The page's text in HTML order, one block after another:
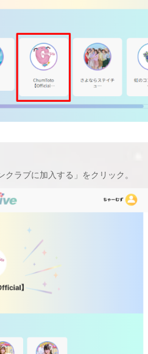
ラブに加入する」をクリック。